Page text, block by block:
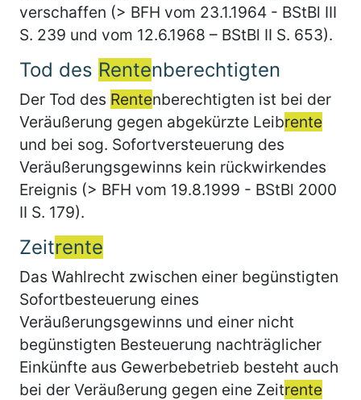
verschaffen (> BFH vom 23.1.1964 - BStBl III
S. 239 und vom 12.6.1968 – BStBl II S. 653).
Tod des Rentenberechtigten
Der Tod des Rentenberechtigten ist bei der
Veräußerung gegen abgekürzte Leibrente
und bei sog. Sofortversteuerung des
Veräußerungsgewinns kein rückwirkendes
Ereignis (> BFH vom 19.8.1999 - BStBl 2000
II S. 179).
Zeitrente
Das Wahlrecht zwischen einer begünstigten
Sofortbesteuerung eines
Veräußerungsgewinns und einer nicht
begünstigten Besteuerung nachträglicher
Einkünfte aus Gewerbebetrieb besteht auch
bei der Veräußerung gegen eine Zeitrente